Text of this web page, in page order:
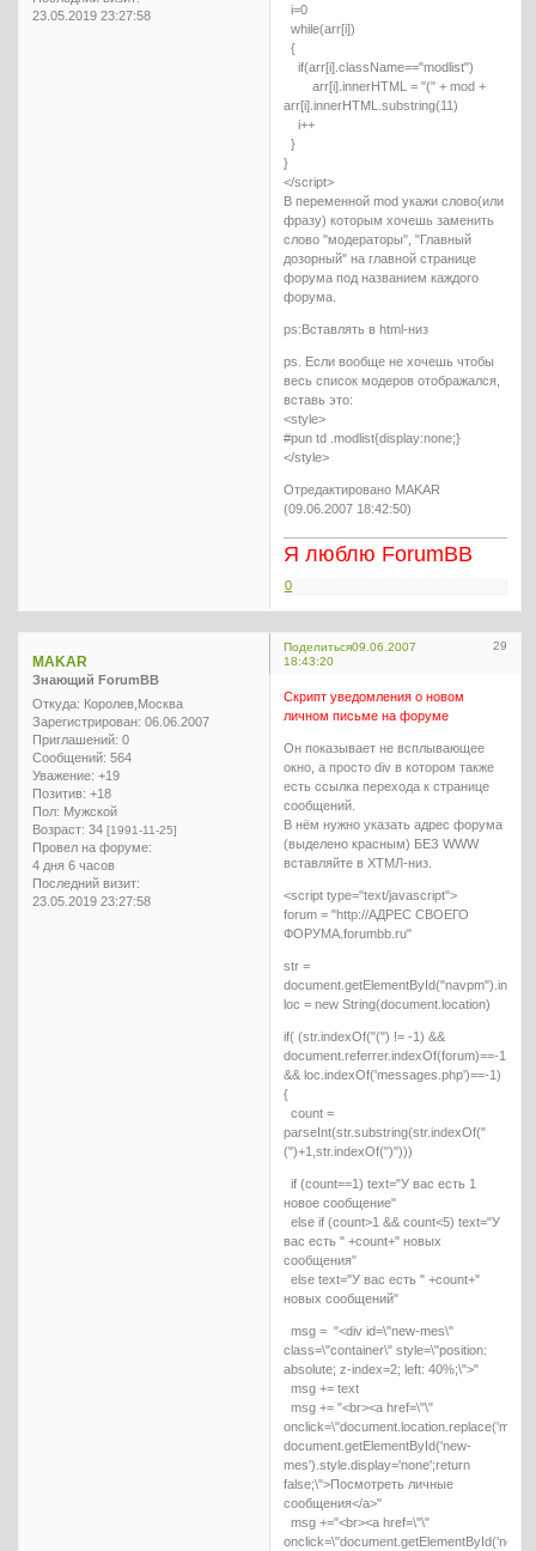
23.05.2019 23:27:58
i=0
while(arr[i])
{
if(arr[i].className=="modlist")
arr[i].innerHTML = "(" + mod +
arr[i].innerHTML.substring(11)
i++
}
}
</script>
В переменной mod укажи слово(или
фразу) которым хочешь заменить
слово "модераторы", "Главный
дозорный" на главной странице
форума под названием каждого
форума.
ps:Вставлять в html-низ
ps. Если вообще не хочешь чтобы
весь список модеров отображался,
вставь это:
<style>
#pun td .modlist{display:none;}
</style>
Отредактировано MAKAR
(09.06.2007 18:42:50)
Я люблю ForumBB
0
Поделиться 29
09.06.2007
18:43:20
MAKAR
Знающий ForumBB
Откуда: Королев,Москва
Зарегистрирован: 06.06.2007
Приглашений: 0
Сообщений: 564
Уважение: +19
Позитив: +18
Пол: Мужской
Возраст: 34 [1991-11-25]
Провел на форуме:
4 дня 6 часов
Последний визит:
23.05.2019 23:27:58
Cкрипт уведомления о новом
личном письме на форуме
Он показывает не всплывающее
окно, а просто div в котором также
есть ссылка перехода к странице
сообщений.
В нём нужно указать адрес форума
(выделено красным) БЕЗ WWW
вставляйте в ХТМЛ-низ.
<script type="text/javascript">
forum = "http://АДРЕС СВОЕГО
ФОРУМА.forumbb.ru"
str =
loc = new String(document.location)
if( (str.indexOf("(") != -1) &&
document.referrer.indexOf(forum)==-1
&& loc.indexOf('messages.php')==-1)
{
count =
parseInt(str.substring(str.indexOf("
(")+1,str.indexOf(")")))
if (count==1) text="У вас есть 1
новое сообщение"
else if (count>1 && count<5) text="У
вас есть " +count+" новых
сообщения"
else text="У вас есть " +count+"
новых сообщений"
msg = "<div id=\"new-mes\"
class=\"container\" style=\"position:
absolute; z-index=2; left: 40%;\">"
msg += text
msg += "<br><a href=\"\"
document.getElementById('new-
mes').style.display='none';return
false;\">Посмотреть личные
сообщения</a>"
msg +="<br><a href=\"\"
onclick=\"document.getElementById('new-